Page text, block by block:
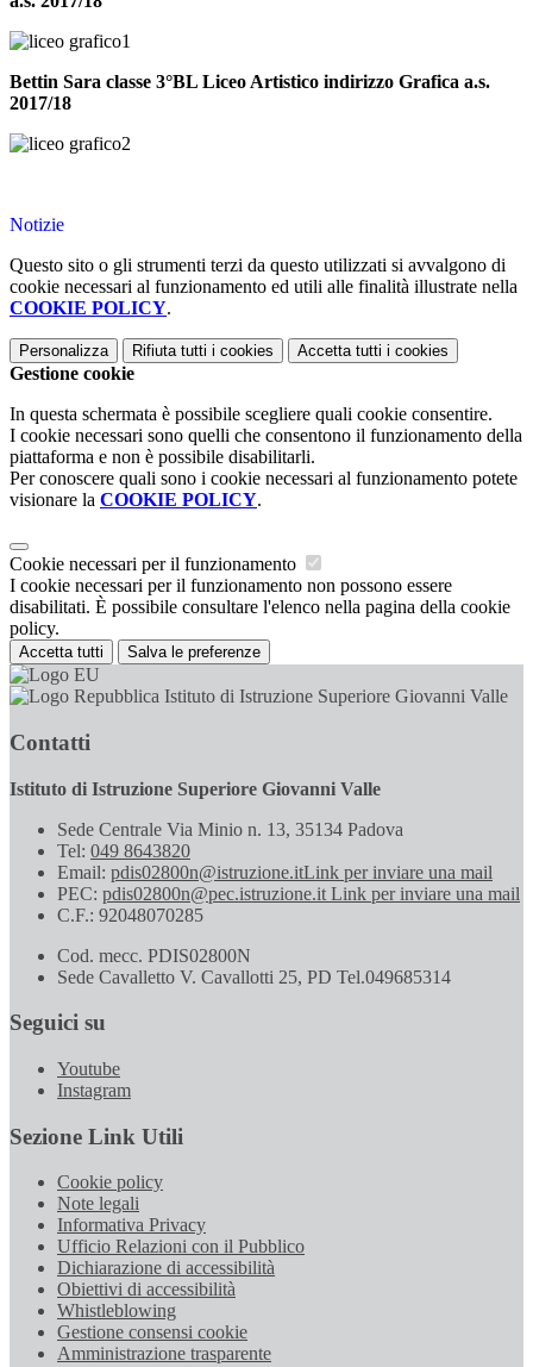
Bettin Sara classe 3°BL Liceo Artistico indirizzo Grafica a.s.
2017/18
Notizie
Questo sito o gli strumenti terzi da questo utilizzati si avvalgono di
cookie necessari al funzionamento ed utili alle finalità illustrate nella
COOKIE POLICY.
Personalizza Rifiuta tutti i cookies Accetta tutti i cookies
Gestione cookie
In questa schermata è possibile scegliere quali cookie consentire.
I cookie necessari sono quelli che consentono il funzionamento della
piattaforma e non è possibile disabilitarli.
Per conoscere quali sono i cookie necessari al funzionamento potete
visionare la COOKIE POLICY.
Cookie necessari per il funzionamento
I cookie necessari per il funzionamento non possono essere
disabilitati. È possibile consultare l'elenco nella pagina della cookie
policy.
Accetta tutti Salva le preferenze
Istituto di Istruzione Superiore Giovanni Valle
Contatti
Istituto di Istruzione Superiore Giovanni Valle
Sede Centrale Via Minio n. 13, 35134 Padova
Tel: 049 8643820
Email: pdis02800n@istruzione.itLink per inviare una mail
PEC: pdis02800n@pec.istruzione.it Link per inviare una mail
C.F.: 92048070285
Cod. mecc. PDIS02800N
Sede Cavalletto V. Cavallotti 25, PD Tel.049685314
Seguici su
Youtube
Instagram
Sezione Link Utili
Cookie policy
Note legali
Informativa Privacy
Ufficio Relazioni con il Pubblico
Dichiarazione di accessibilità
Obiettivi di accessibilità
Whistleblowing
Gestione consensi cookie
Amministrazione trasparente